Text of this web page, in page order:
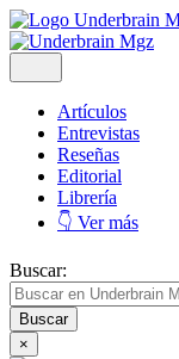
Artículos
Entrevistas
Reseñas
Editorial
Librería
👇 Ver más
Buscar:
×